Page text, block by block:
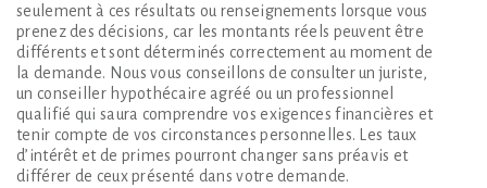
seulement à ces résultats ou renseignements lorsque vous
prenez des décisions, car les montants réels peuvent être
différents et sont déterminés correctement au moment de
la demande. Nous vous conseillons de consulter un juriste,
un conseiller hypothécaire agréé ou un professionnel
qualifié qui saura comprendre vos exigences financières et
tenir compte de vos circonstances personnelles. Les taux
d’intérêt et de primes pourront changer sans préavis et
différer de ceux présenté dans votre demande.